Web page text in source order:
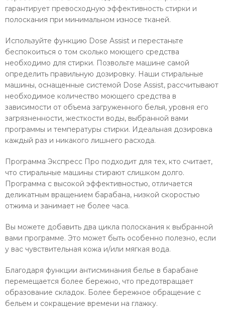
гарантирует превосходную эффективность стирки и
полоскания при минимальном износе тканей.
Используйте функцию Dose Assist и перестаньте
беспокоиться о том сколько моющего средства
необходимо для стирки. Позвольте машине самой
определить правильную дозировку. Наши стиральные
машины, оснащенные системой Dose Assist, рассчитывают
необходимое количество моющего средства в
зависимости от объема загруженного белья, уровня его
загрязненности, жесткости воды, выбранной вами
программы и температуры стирки. Идеальная дозировка
каждый раз и никакого лишнего расхода.
Программа Экспресс Про подходит для тех, кто считает,
что стиральные машины стирают слишком долго.
Программа с высокой эффективностью, отличается
деликатным вращением барабана, низкой скоростью
отжима и занимает не более часа.
Вы можете добавить два цикла полоскания к выбранной
вами программе. Это может быть особенно полезно, если
у вас чувствительная кожа и/или мягкая вода.
Благодаря функции антисминания белье в барабане
перемещается более бережно, что предотвращает
образование складок. Более бережное обращение с
бельем и сокращение времени на глажку.